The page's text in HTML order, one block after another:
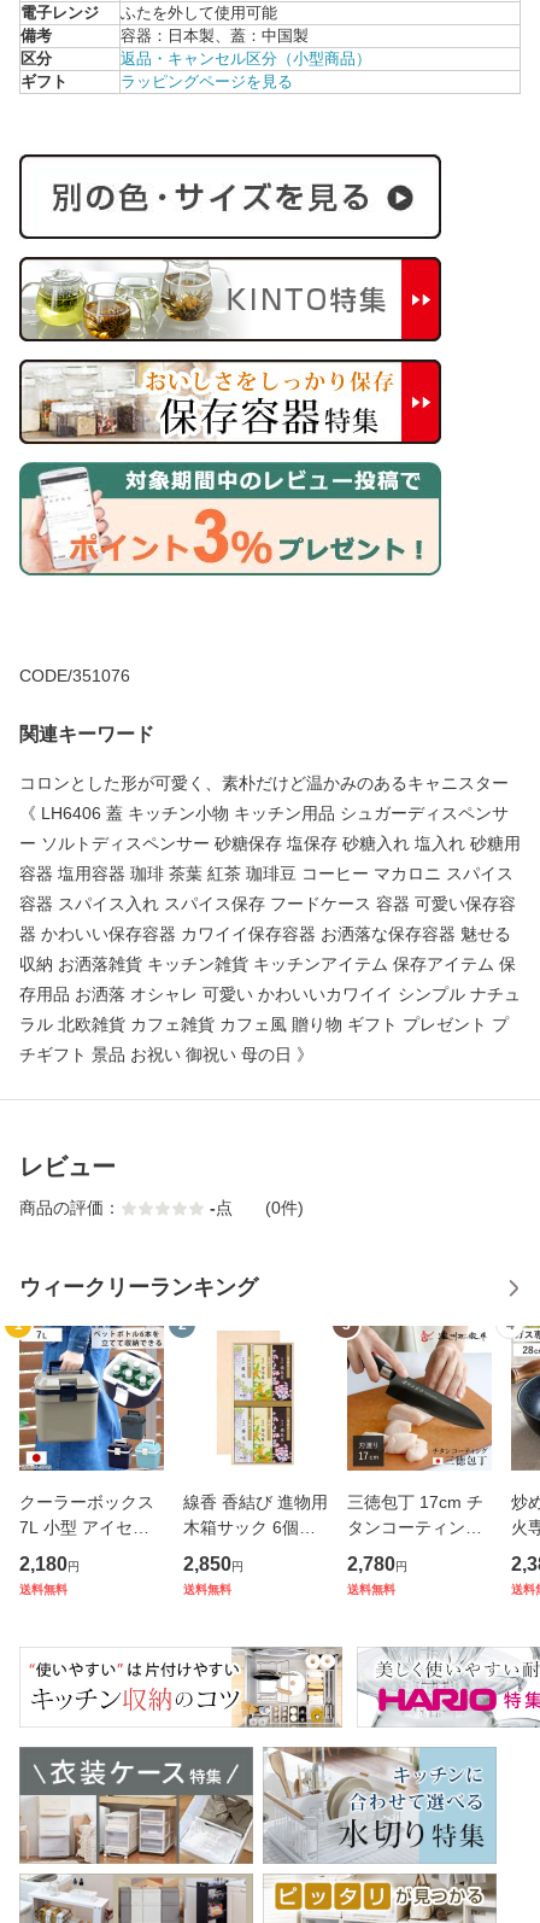
電子レンジ
ふたを外して使用可能
備考
容器：日本製、蓋：中国製
区分
返品・キャンセル区分（小型商品）
ギフト
ラッピングページを見る
CODE/351076
関連キーワード
コロンとした形が可愛く、素朴だけど温かみのあるキャニスター
《 LH6406 蓋 キッチン小物 キッチン用品 シュガーディスペンサ
ー ソルトディスペンサー 砂糖保存 塩保存 砂糖入れ 塩入れ 砂糖用
容器 塩用容器 珈琲 茶葉 紅茶 珈琲豆 コーヒー マカロニ スパイス
容器 スパイス入れ スパイス保存 フードケース 容器 可愛い保存容
器 かわいい保存容器 カワイイ保存容器 お洒落な保存容器 魅せる
収納 お洒落雑貨 キッチン雑貨 キッチンアイテム 保存アイテム 保
存用品 お洒落 オシャレ 可愛い かわいいカワイイ シンプル ナチュ
ラル 北欧雑貨 カフェ雑貨 カフェ風 贈り物 ギフト プレゼント プ
チギフト 景品 お祝い 御祝い 母の日 》
レビュー
商品の評価： -点 (0件)
ウィークリーランキング
1
クーラーボックス
7L 小型 アイセル1
0 ハードタイプ （
保冷 クーラーBOX
ックス 7リットル
クーラー
2,180円
送料無料
2
線香 香結び 進物用
木箱サック 6個入
り ギフト （ お線
香 微煙 仏壇 お墓
プレゼント 贈り物
）
2,850円
送料無料
3
三徳包丁 17cm チ
タンコーティング
濃州正宗 日本製 （
包丁 万能包丁 料理
5ミリ チタン 錆び
にくい 切
2,780円
送料無料
4
炒
火
モ
ル
ン
K
送料